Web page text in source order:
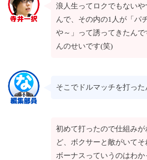
浪人生ってロクでもない
んで、その内の1人が「パ
や～」って誘ってきたんで
んのせいです(笑)
そこでドルマッチを打った
初めて打ったので仕組み
ど、ボクサーと敵がいて
ボーナスっていうのはわか